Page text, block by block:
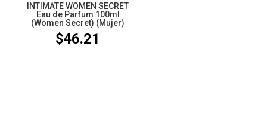
INTIMATE WOMEN SECRET
Eau de Parfum 100ml
(Women Secret) (Mujer)
$46.21